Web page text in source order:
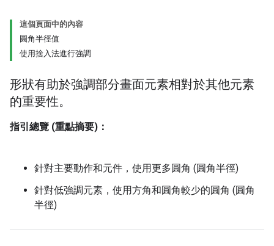
這個頁面中的內容
圓角半徑值
使用捨入法進行強調
形狀有助於強調部分畫面元素相對於其他元素
的重要性。
指引總覽 (重點摘要)：
針對主要動作和元件，使用更多圓角 (圓角半徑)
針對低強調元素，使用方角和圓角較少的圓角 (圓角
半徑)